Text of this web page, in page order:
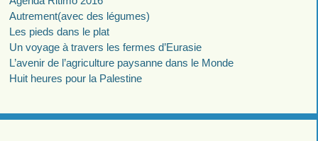
Autrement(avec des légumes)
Les pieds dans le plat
Un voyage à travers les fermes d’Eurasie
L’avenir de l’agriculture paysanne dans le Monde
Huit heures pour la Palestine